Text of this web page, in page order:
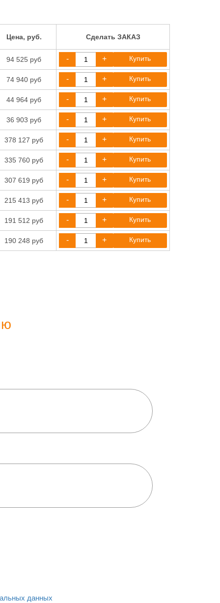
Цена, руб. Сделать ЗАКАЗ
94 525 руб - + Купить
74 940 руб - + Купить
44 964 руб - + Купить
36 903 руб - + Купить
378 127 руб - + Купить
335 760 руб - + Купить
307 619 руб - + Купить
215 413 руб - + Купить
191 512 руб - + Купить
190 248 руб - + Купить
данных